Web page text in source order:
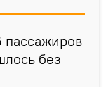
пассажиров
без